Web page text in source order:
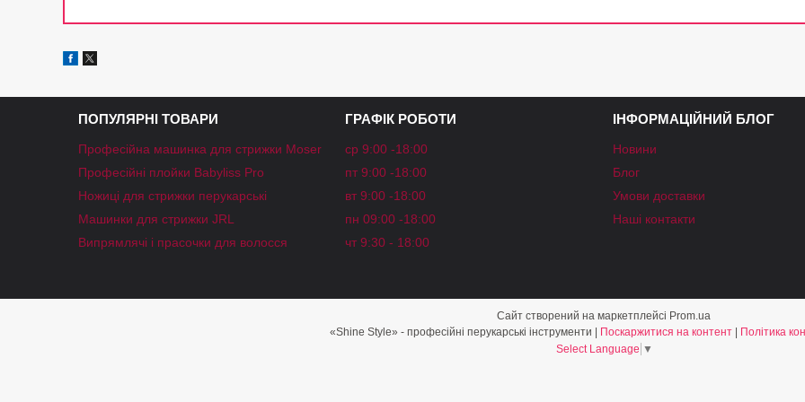
ПОПУЛЯРНІ ТОВАРИ
Професійна машинка для стрижки Moser
Професійні плойки Babyliss Pro
Ножиці для стрижки перукарські
Машинки для стрижки JRL
Випрямлячі і прасочки для волосся
ГРАФІК РОБОТИ
ср 9:00 -18:00
пт 9:00 -18:00
вт 9:00 -18:00
пн 09:00 -18:00
чт 9:30 - 18:00
ІНФОРМАЦІЙНИЙ БЛОГ
Новини
Блог
Умови доставки
Наші контакти
Сайт створений на маркетплейсі Prom.ua
Поскаржитися на контент
Політика
Select Language ▼